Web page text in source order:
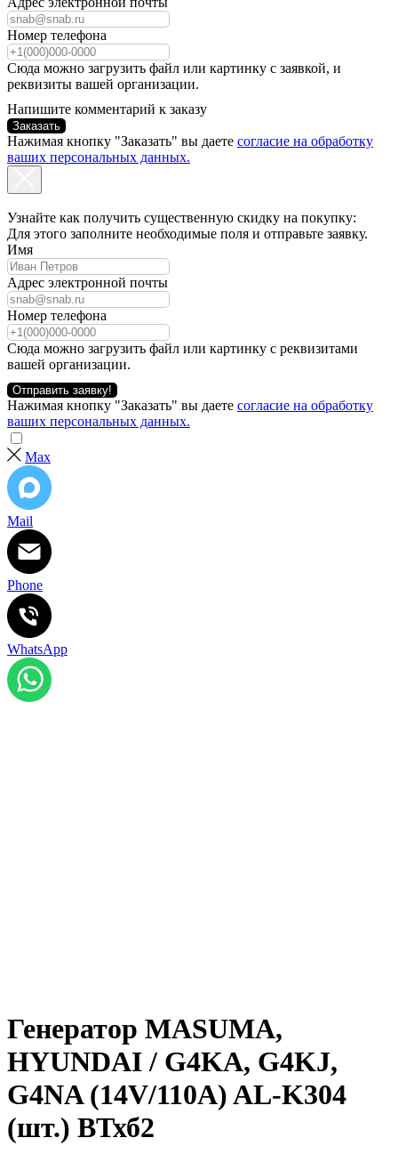
Номер телефона
Сюда можно загрузить файл или картинку с заявкой, и
реквизиты вашей организации.
Напишите комментарий к заказу
Заказать
Нажимая кнопку "Заказать" вы даете согласие на обработку
ваших персональных данных.
Узнайте как получить существенную скидку на покупку:
Для этого заполните необходимые поля и отправьте заявку.
Имя
Адрес электронной почты
Номер телефона
Сюда можно загрузить файл или картинку с реквизитами
вашей организации.
Отправить заявку!
Нажимая кнопку "Заказать" вы даете согласие на обработку
ваших персональных данных.
Max
Mail
Phone
WhatsApp
Генератор MASUMA,
HYUNDAI / G4KA, G4KJ,
G4NA (14V/110A) AL-K304
(шт.) ВТхб2